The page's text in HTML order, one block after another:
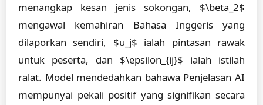
menangkap kesan jenis sokongan, $\beta_2$
mengawal kemahiran Bahasa Inggeris yang
dilaporkan sendiri, $u_j$ ialah pintasan rawak
untuk peserta, dan $\epsilon_{ij}$ ialah istilah
ralat. Model mendedahkan bahawa Penjelasan AI
mempunyai pekali positif yang signifikan secara